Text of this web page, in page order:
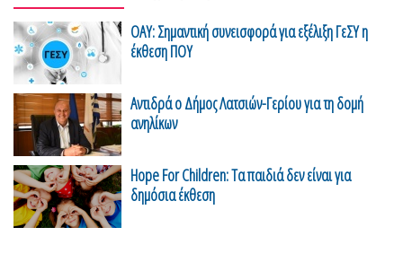
ΟΑΥ: Σημαντική συνεισφορά για εξέλιξη ΓεΣΥ η
έκθεση ΠΟΥ
Αντιδρά ο Δήμος Λατσιών-Γερίου για τη δομή
ανηλίκων
Hope For Children: Τα παιδιά δεν είναι για
δημόσια έκθεση